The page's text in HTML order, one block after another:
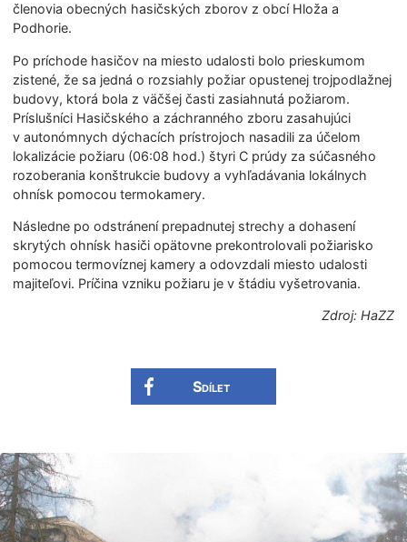
členovia obecných hasičských zborov z obcí Hloža a
Podhorie.
Po príchode hasičov na miesto udalosti bolo prieskumom
zistené, že sa jedná o rozsiahly požiar opustenej trojpodlažnej
budovy, ktorá bola z väčšej časti zasiahnutá požiarom.
Príslušníci Hasičského a záchranného zboru zasahujúci
v autonómnych dýchacích prístrojoch nasadili za účelom
lokalizácie požiaru (06:08 hod.) štyri C prúdy za súčasného
rozoberania konštrukcie budovy a vyhľadávania lokálnych
ohnísk pomocou termokamery.
Následne po odstránení prepadnutej strechy a dohasení
skrytých ohnísk hasiči opätovne prekontrolovali požiarisko
pomocou termovíznej kamery a odovzdali miesto udalosti
majiteľovi. Príčina vzniku požiaru je v štádiu vyšetrovania.
Zdroj: HaZZ
Sdílet